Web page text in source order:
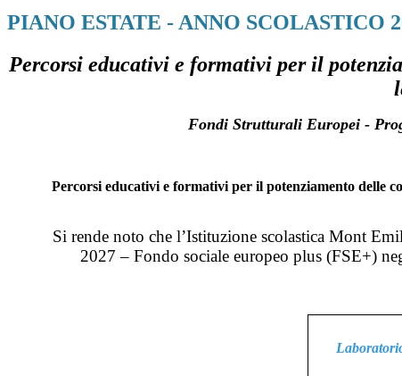
PIANO ESTATE - ANNO SCOLASTICO
Percorsi educativi e formativi per il
Fondi Strutturali Europei -
Percorsi educativi e formativi per il potenziamento delle
Si rende noto che l’Istituzione scolastica Mont
2027 – Fondo sociale europeo plus (FSE+)